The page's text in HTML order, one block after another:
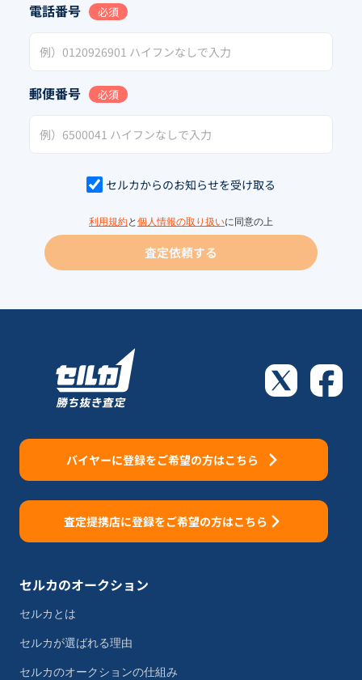
電話番号 必須
郵便番号 必須
セルカからのお知らせを受け取る
利用規約と 個人情報の取り扱いに同意の上
査定依頼する
バイヤーに登録をご希望の方はこちら
査定提携店に登録をご希望の方はこちら
セルカのオークション
セルカとは
セルカが選ばれる理由
セルカのオークションの仕組み